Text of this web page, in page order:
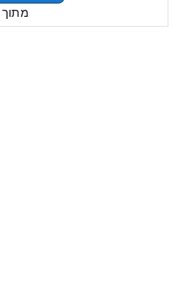
מתוך 4 חברות הובלות